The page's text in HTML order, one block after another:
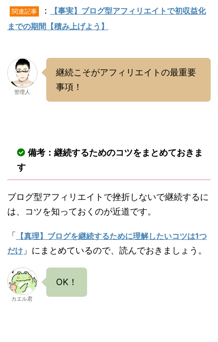
関連記事 ：
【事実】ブログ型アフィリエイトで初収益化
までの期間【積み上げよう】
管理人
継続こそがアフィリエイトの最重要
事項！
備考：継続するためのコツをまとめておきま
す
ブログ型アフィリエイトで挫折しないで継続するに
は、コツを知っておくのが近道です。
「 【真理】ブログを継続するために理解したいコツは1つ
だけ 」にまとめているので、読んでおきましょう。
カエル君
OK！